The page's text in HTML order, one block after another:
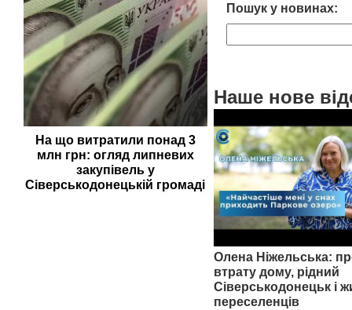
На що витратили понад 3
млн грн: огляд липневих
закупівель у
Сіверськодонецькій громаді
Пошук у новинах:
Наше нове
Олена Ніжельська:
втрату дому, рідний
Сіверськодонецьк і
переселенців